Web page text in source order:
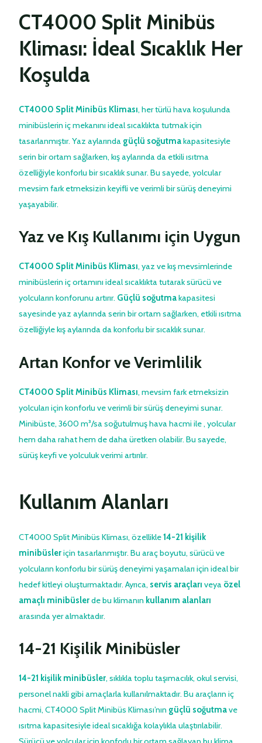
CT4000 Split Minibüs
Kliması: İdeal Sıcaklık Her
Koşulda
CT4000 Split Minibüs Kliması, her türlü hava koşulunda
minibüslerin iç mekanını ideal sıcaklıkta tutmak için
tasarlanmıştır. Yaz aylarında güçlü soğutmakapasitesiyle
serin bir ortam sağlarken, kış aylarında da etkili ısıtma
özelliğiyle konforlu bir sıcaklık sunar. Bu sayede, yolcular
mevsim fark etmeksizin keyifli ve verimli bir sürüş deneyimi
yaşayabilir.
Yaz ve Kış Kullanımı için Uygun
CT4000 Split Minibüs Kliması, yaz ve kış mevsimlerinde
minibüslerin iç ortamını ideal sıcaklıkta tutarak sürücü ve
yolcuların konforunu artırır. Güçlü soğutmakapasitesi
sayesinde yaz aylarında serin bir ortam sağlarken, etkili ısıtma
özelliğiyle kış aylarında da konforlu bir sıcaklık sunar.
Artan Konfor ve Verimlilik
CT4000 Split Minibüs Kliması, mevsim fark etmeksizin
yolcuları için konforlu ve verimli bir sürüş deneyimi sunar.
Minibüste, 3600 m³/sa soğutulmuş hava hacmi ile , yolcular
hem daha rahat hem de daha üretken olabilir. Bu sayede,
sürüş keyfi ve yolculuk verimi artırılır.
Kullanım Alanları
CT4000 Split Minibüs Kliması, özellikle14-21 kişilik
minibüsleriçin tasarlanmıştır. Bu araç boyutu, sürücü ve
yolcuların konforlu bir sürüş deneyimi yaşamaları için ideal bir
hedef kitleyi oluşturmaktadır. Ayrıca, servis araçları veya özel
amaçlı minibüslerde bu klimanın kullanım alanları
arasında yer almaktadır.
14-21 Kişilik Minibüsler
14-21 kişilik minibüsler, sıklıkla toplu taşımacılık, okul servisi,
personel nakli gibi amaçlarla kullanılmaktadır. Bu araçların iç
hacmi, CT4000 Split Minibüs Kliması’nın güçlü soğutmave
ısıtma kapasitesiyle ideal sıcaklığa kolaylıkla ulaştırılabilir.